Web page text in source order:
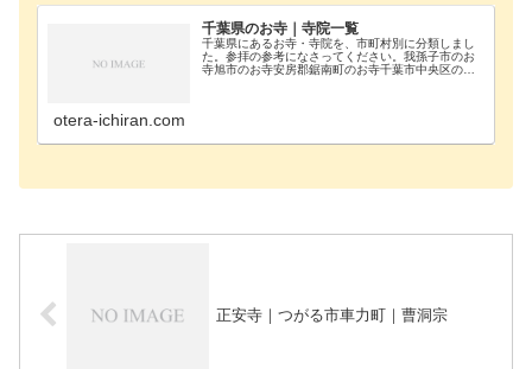
千葉県のお寺｜寺院一覧
千葉県にあるお寺・寺院を、市町村別に分類しまし
た。参拝の参考になさってください。我孫子市のお
寺旭市のお寺安房郡鋸南町のお寺千葉市中央区のお
otera-ichiran.com
正安寺｜つがる市車力町｜曹洞宗